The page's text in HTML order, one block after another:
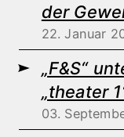
der
22. Januar
„F&S“
„theater
03.